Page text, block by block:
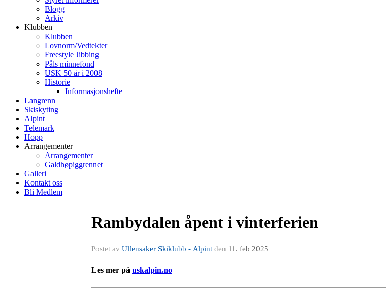
Blogg
Arkiv
Klubben
Klubben
Lovnorm/Vedtekter
Freestyle Jibbing
Påls minnefond
USK 50 år i 2008
Historie
Informasjonshefte
Langrenn
Skiskyting
Alpint
Telemark
Hopp
Arrangementer
Arrangementer
Galdhøpiggrennet
Galleri
Kontakt oss
Bli Medlem
Rambydalen åpent i vinterferien
Postet av Ullensaker Skiklubb - Alpint den 11. feb 2025
Les mer på uskalpin.no